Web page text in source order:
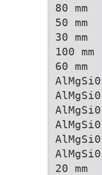
80 mm
50 mm
30 mm
100 mm
60 mm
20 mm